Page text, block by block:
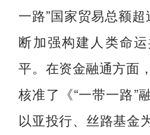
一路”国家贸易总额
断加强构建人类命
平。在资金融通方面
核准了《“一带一路”
以亚投行、丝路基金